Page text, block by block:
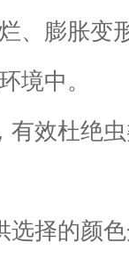
、膨胀变
境中。
有效杜绝
选择的颜